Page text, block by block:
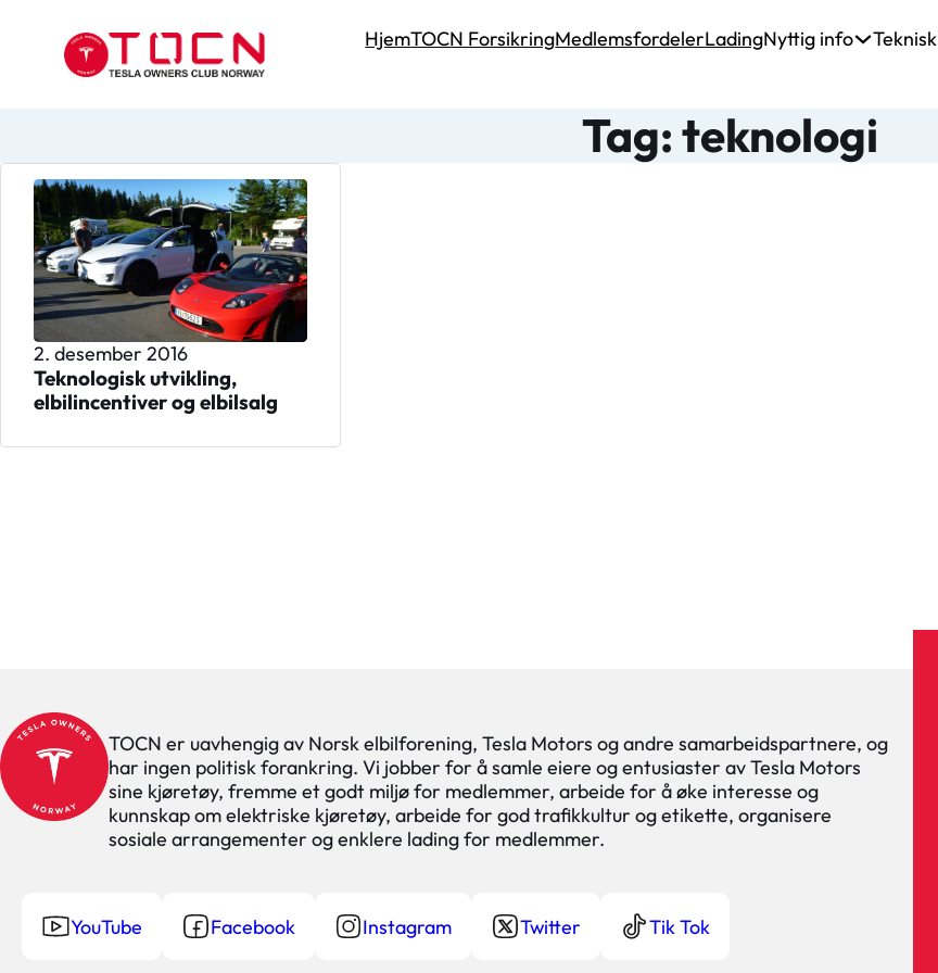
HjemTOCN ForsikringMedlemsfordelerLadingNyttig info Teknisk
Tag: teknologi
2. desember 2016
Teknologisk utvikling,
elbilincentiver og elbilsalg
TOCN er uavhengig av Norsk elbilforening, Tesla Motors og andre samarbeidspartnere, og
har ingen politisk forankring. Vi jobber for å samle eiere og entusiaster av Tesla Motors
sine kjøretøy, fremme et godt miljø for medlemmer, arbeide for å øke interesse og
kunnskap om elektriske kjøretøy, arbeide for god trafikkultur og etikette, organisere
sosiale arrangementer og enklere lading for medlemmer.
YouTube Facebook Instagram Twitter Tik Tok